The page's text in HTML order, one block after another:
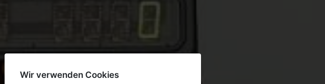
Wir verwenden Cookies